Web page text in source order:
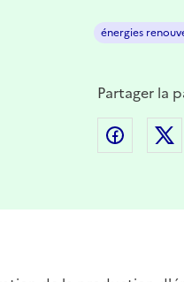
énergies
Partager la